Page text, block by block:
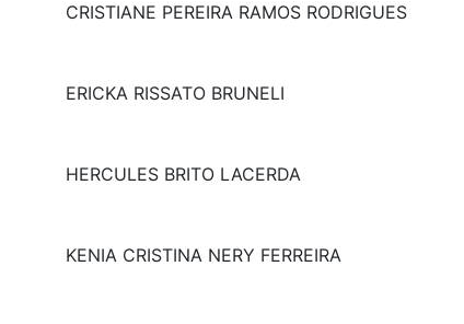
CRISTIANE PEREIRA RAMOS RODRIGUES
ERICKA RISSATO BRUNELI
HERCULES BRITO LACERDA
KENIA CRISTINA NERY FERREIRA